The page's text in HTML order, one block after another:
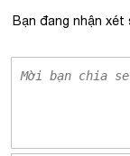
Bạn đang nhận xét